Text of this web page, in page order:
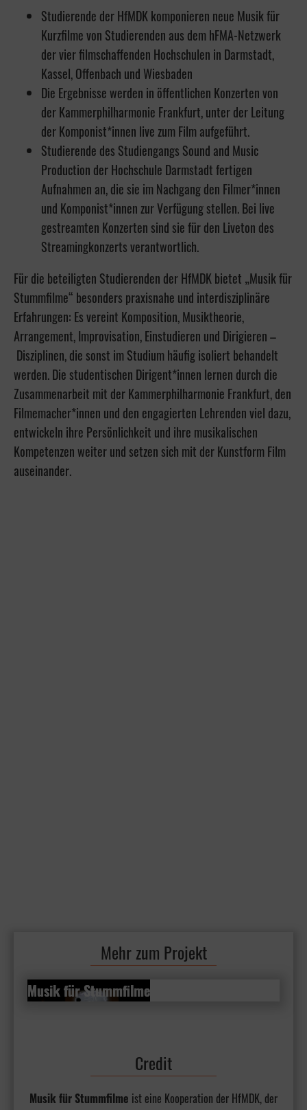
Studierende der HfMDK komponieren neue Musik für
Kurzfilme von Studierenden aus dem hFMA-Netzwerk
der vier filmschaffenden Hochschulen in Darmstadt,
Kassel, Offenbach und Wiesbaden
Die Ergebnisse werden in öffentlichen Konzerten von
der Kammerphilharmonie Frankfurt, unter der Leitung
der Komponist*innen live zum Film aufgeführt.
Studierende des Studiengangs Sound and Music
Production der Hochschule Darmstadt fertigen
Aufnahmen an, die sie im Nachgang den Filmer*innen
und Komponist*innen zur Verfügung stellen. Bei live
gestreamten Konzerten sind sie für den Liveton des
Streamingkonzerts verantwortlich.
Für die beteiligten Studierenden der HfMDK bietet „Musik für
Stummfilme“ besonders praxisnahe und interdisziplinäre
Erfahrungen: Es vereint Komposition, Musiktheorie,
Arrangement, Improvisation, Einstudieren und Dirigieren –
Disziplinen, die sonst im Studium häufig isoliert behandelt
werden. Die studentischen Dirigent*innen lernen durch die
Zusammenarbeit mit der Kammerphilharmonie Frankfurt, den
Filmemacher*innen und den engagierten Lehrenden viel dazu,
entwickeln ihre Persönlichkeit und ihre musikalischen
Kompetenzen weiter und setzen sich mit der Kunstform Film
auseinander.
Mehr zum Projekt
Musik für Stummfilme
Musik für Stummfilme
Credit
Musik für Stummfilme ist eine Kooperation der HfMDK, der